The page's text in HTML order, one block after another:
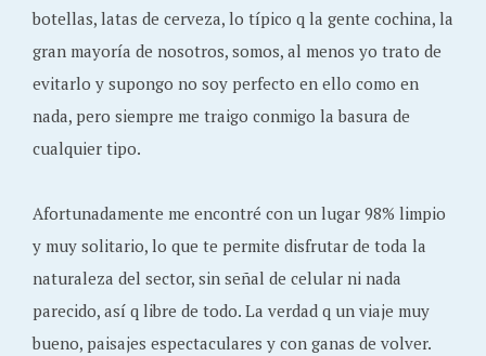
botellas, latas de cerveza, lo típico q la gente cochina, la
gran mayoría de nosotros, somos, al menos yo trato de
evitarlo y supongo no soy perfecto en ello como en
nada, pero siempre me traigo conmigo la basura de
cualquier tipo.
Afortunadamente me encontré con un lugar 98% limpio
y muy solitario, lo que te permite disfrutar de toda la
naturaleza del sector, sin señal de celular ni nada
parecido, así q libre de todo. La verdad q un viaje muy
bueno, paisajes espectaculares y con ganas de volver.